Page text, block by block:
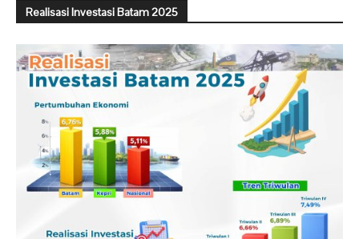
Realisasi Investasi Batam 2025